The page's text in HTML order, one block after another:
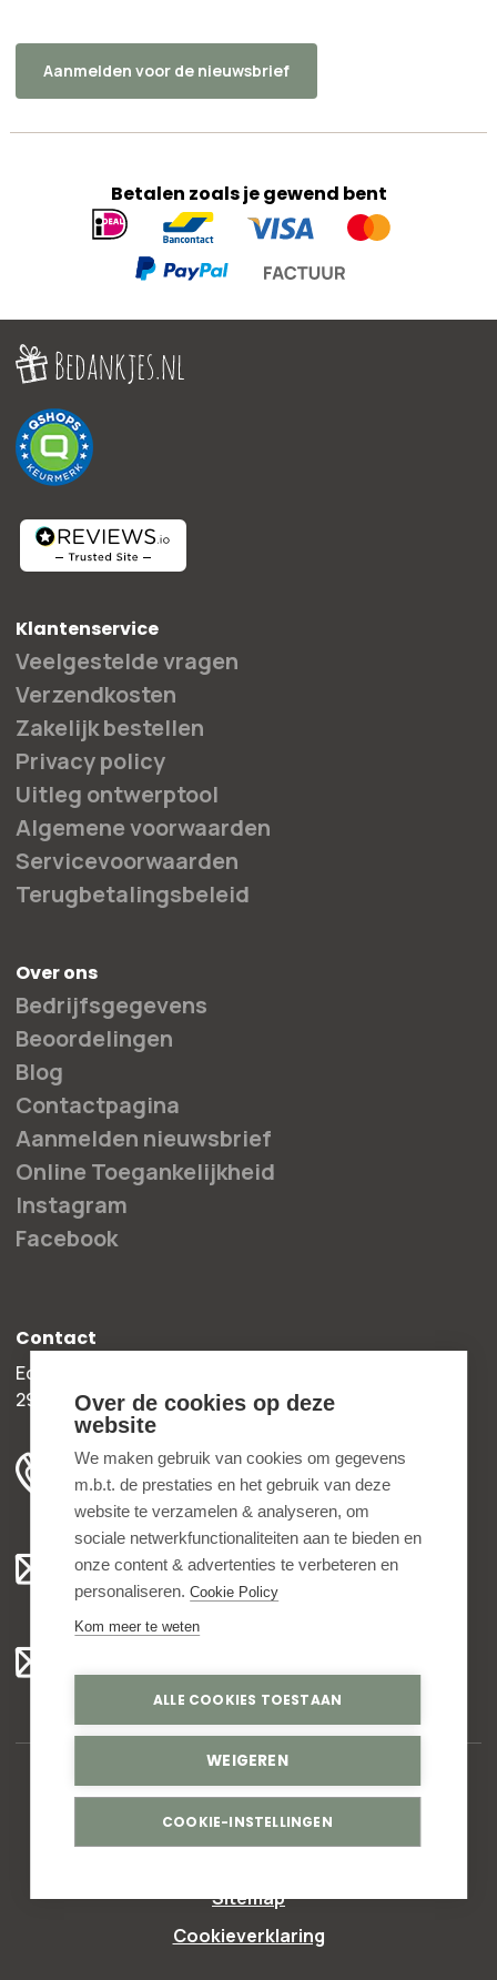
Betalen zoals je gewend bent
Geaccepteerde
betaalmethoden
Aanmelden voor de nieuwsbrief
Klantenservice
Veelgestelde vragen
Verzendkosten
Zakelijk bestellen
Privacy policy
Uitleg ontwerptool
Algemene voorwaarden
Servicevoorwaarden
Terugbetalingsbeleid
Over ons
Bedrijfsgegevens
Beoordelingen
Blog
Contactpagina
Aanmelden nieuwsbrief
Online Toegankelijkheid
Instagram
Facebook
Contact
Edisonweg 30b
2952 AD Alblasserdam
+31 78 204 90 50
ma t/m vr 8.00 - 16.30 uur
Algemeen:
info@bedankjes.nl
klantenservice@bedankjes.nl
© Copyright 2026,Bedankjes.nl. All rights reserved
Sitemap
Cookieverklaring
Over de cookies op deze
website
We maken gebruik van cookies om gegevens
m.b.t. de prestaties en het gebruik van deze
website te verzamelen & analyseren, om
sociale netwerkfunctionaliteiten aan te bieden en
onze content & advertenties te verbeteren en
personaliseren.Cookie Policy
Kom meer te weten
ALLE COOKIES TOESTAAN
WEIGEREN
COOKIE-INSTELLINGEN